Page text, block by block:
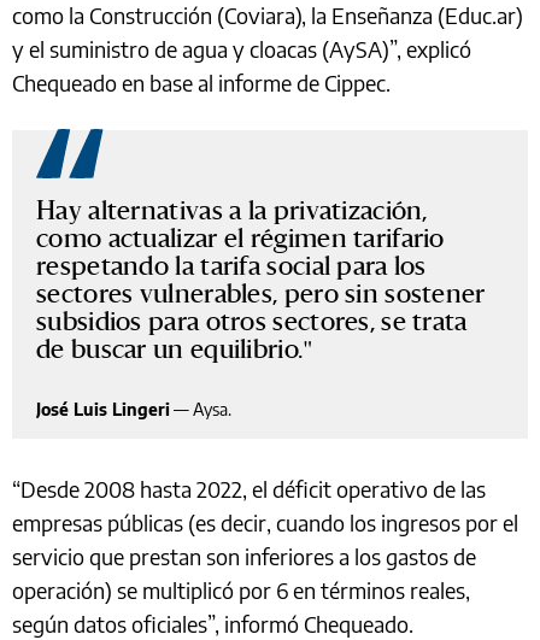
como la Construcción (Coviara), la Enseñanza (Educ.ar)
y el suministro de agua y cloacas (AySA)”, explicó
Chequeado en base al informe de Cippec.
Hay alternativas a la privatización,
como actualizar el régimen tarifario
respetando la tarifa social para los
sectores vulnerables, pero sin sostener
subsidios para otros sectores, se trata
de buscar un equilibrio.
José Luis Lingeri—Aysa.
“Desde 2008 hasta 2022, el déficit operativo de las
empresas públicas (es decir, cuando los ingresos por el
servicio que prestan son inferiores a los gastos de
operación) se multiplicó por 6 en términos reales,
según datos oficiales”, informó Chequeado.